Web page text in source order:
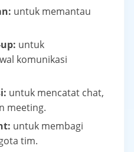
untuk memantau
untuk
komunikasi
untuk mencatat chat,
meeting.
untuk membagi
tim.